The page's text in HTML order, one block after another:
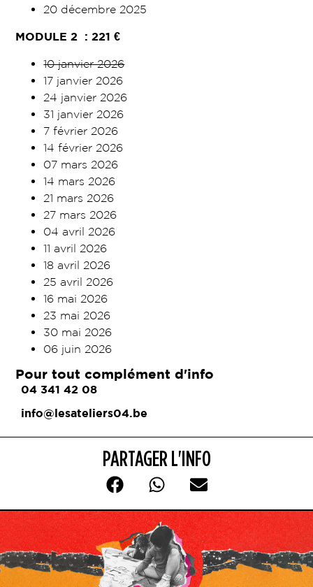
20 décembre 2025
MODULE2 : 221€
10 janvier 2026
17 janvier 2026
24 janvier 2026
31 janvier 2026
7 février 2026
14 février 2026
07 mars 2026
14 mars 2026
21 mars 2026
27 mars 2026
04 avril 2026
11 avril 2026
18 avril 2026
25 avril 2026
16 mai 2026
23 mai 2026
30 mai 2026
06 juin 2026
Pour tout complément d'info
04 341 42 08
info@lesateliers04.be
PARTAGER L'INFO